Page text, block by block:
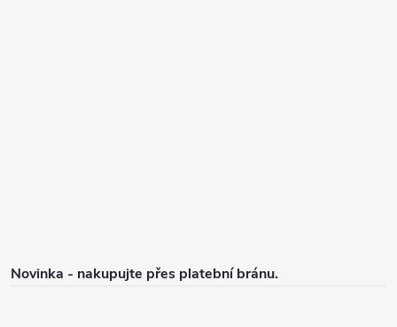
Novinka - nakupujte přes platební bránu.